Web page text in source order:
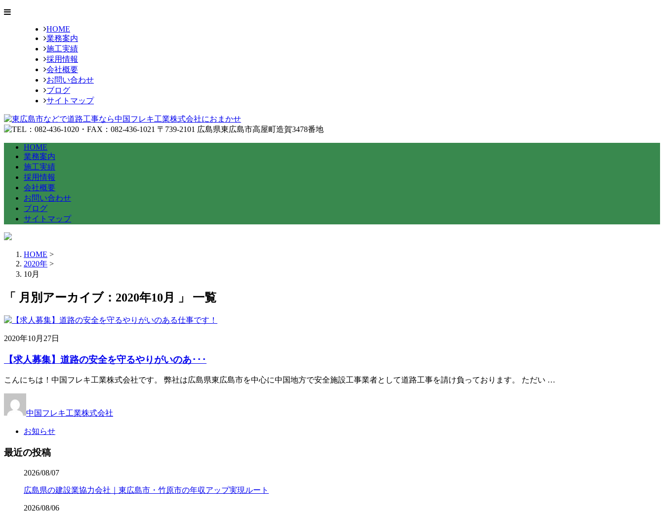
HOME
業務案内
施工実績
採用情報
会社概要
お問い合わせ
ブログ
サイトマップ
HOME
業務案内
施工実績
採用情報
会社概要
お問い合わせ
ブログ
サイトマップ
HOME >
2020年 >
10月
「 月別アーカイブ：2020年10月 」 一覧
2020年10月27日
【求人募集】道路の安全を守るやりがいのあ･･･
こんにちは！中国フレキ工業株式会社です。 弊社は広島県東広島市を中心に中国地方で安全施設工事業者として道路工事を請け負っております。 ただい …
中国フレキ工業株式会社
お知らせ
最近の投稿
2026/08/07
広島県の建設業協力会社｜東広島市・竹原市の年収アップ実現ルート
2026/08/06